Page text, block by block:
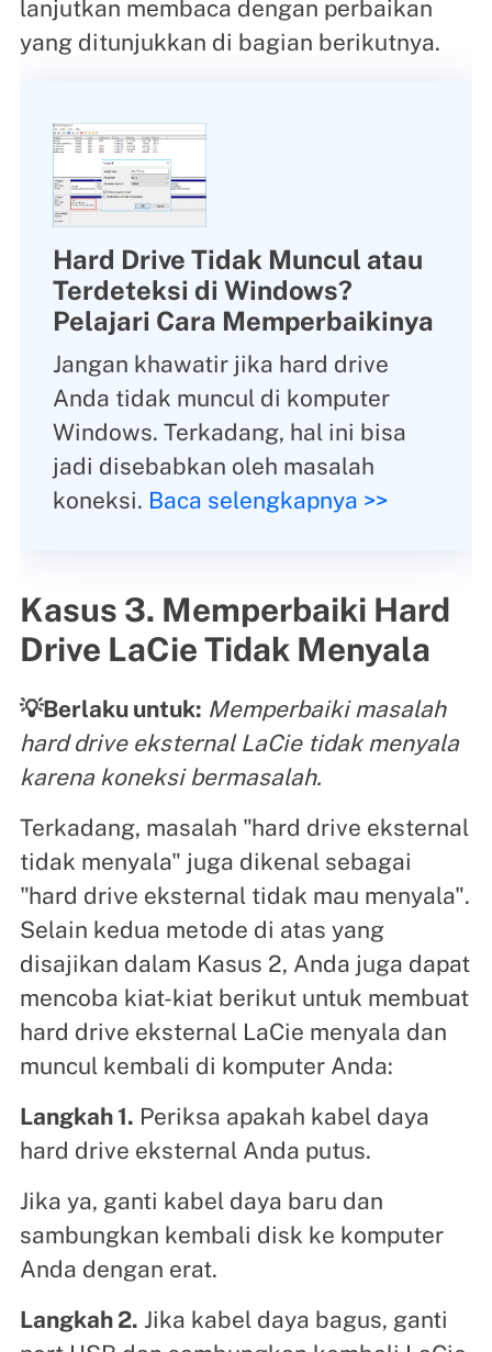
lanjutkan membaca dengan perbaikan
yang ditunjukkan di bagian berikutnya.
Hard Drive Tidak Muncul atau
Terdeteksi di Windows?
Pelajari Cara Memperbaikinya
Jangan khawatir jika hard drive
Anda tidak muncul di komputer
Windows. Terkadang, hal ini bisa
jadi disebabkan oleh masalah
koneksi. Baca selengkapnya >>
Kasus 3. Memperbaiki Hard
Drive LaCie Tidak Menyala
💡Berlaku untuk: Memperbaiki masalah
hard drive eksternal LaCie tidak menyala
karena koneksi bermasalah.
Terkadang, masalah "hard drive eksternal
tidak menyala" juga dikenal sebagai
"hard drive eksternal tidak mau menyala".
Selain kedua metode di atas yang
disajikan dalam Kasus 2, Anda juga dapat
mencoba kiat-kiat berikut untuk membuat
hard drive eksternal LaCie menyala dan
muncul kembali di komputer Anda:
Langkah 1. Periksa apakah kabel daya
hard drive eksternal Anda putus.
Jika ya, ganti kabel daya baru dan
sambungkan kembali disk ke komputer
Anda dengan erat.
Langkah 2. Jika kabel daya bagus, ganti